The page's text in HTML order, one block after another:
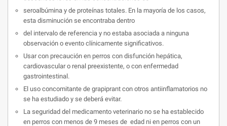
seroalbúmina y de proteínas totales. En la mayoría de los casos,
esta disminución se encontraba dentro
del intervalo de referencia y no estaba asociada a ninguna
observación o evento clínicamente significativos.
Usar con precaución en perros con disfunción hepática,
cardiovascular o renal preexistente, o con enfermedad
gastrointestinal.
El uso concomitante de grapiprant con otros antiinflamatorios no
se ha estudiado y se deberá evitar.
La seguridad del medicamento veterinario no se ha establecido
en perros con menos de 9 meses de edad ni en perros con un